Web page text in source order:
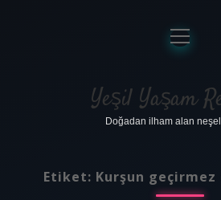
Anasayfa
Gizlilik
Yasal Uyarı
menüyü
aç
Yeşil Yaşam
Doğadan ilham alan
Etiket: Kurşun geçirmez